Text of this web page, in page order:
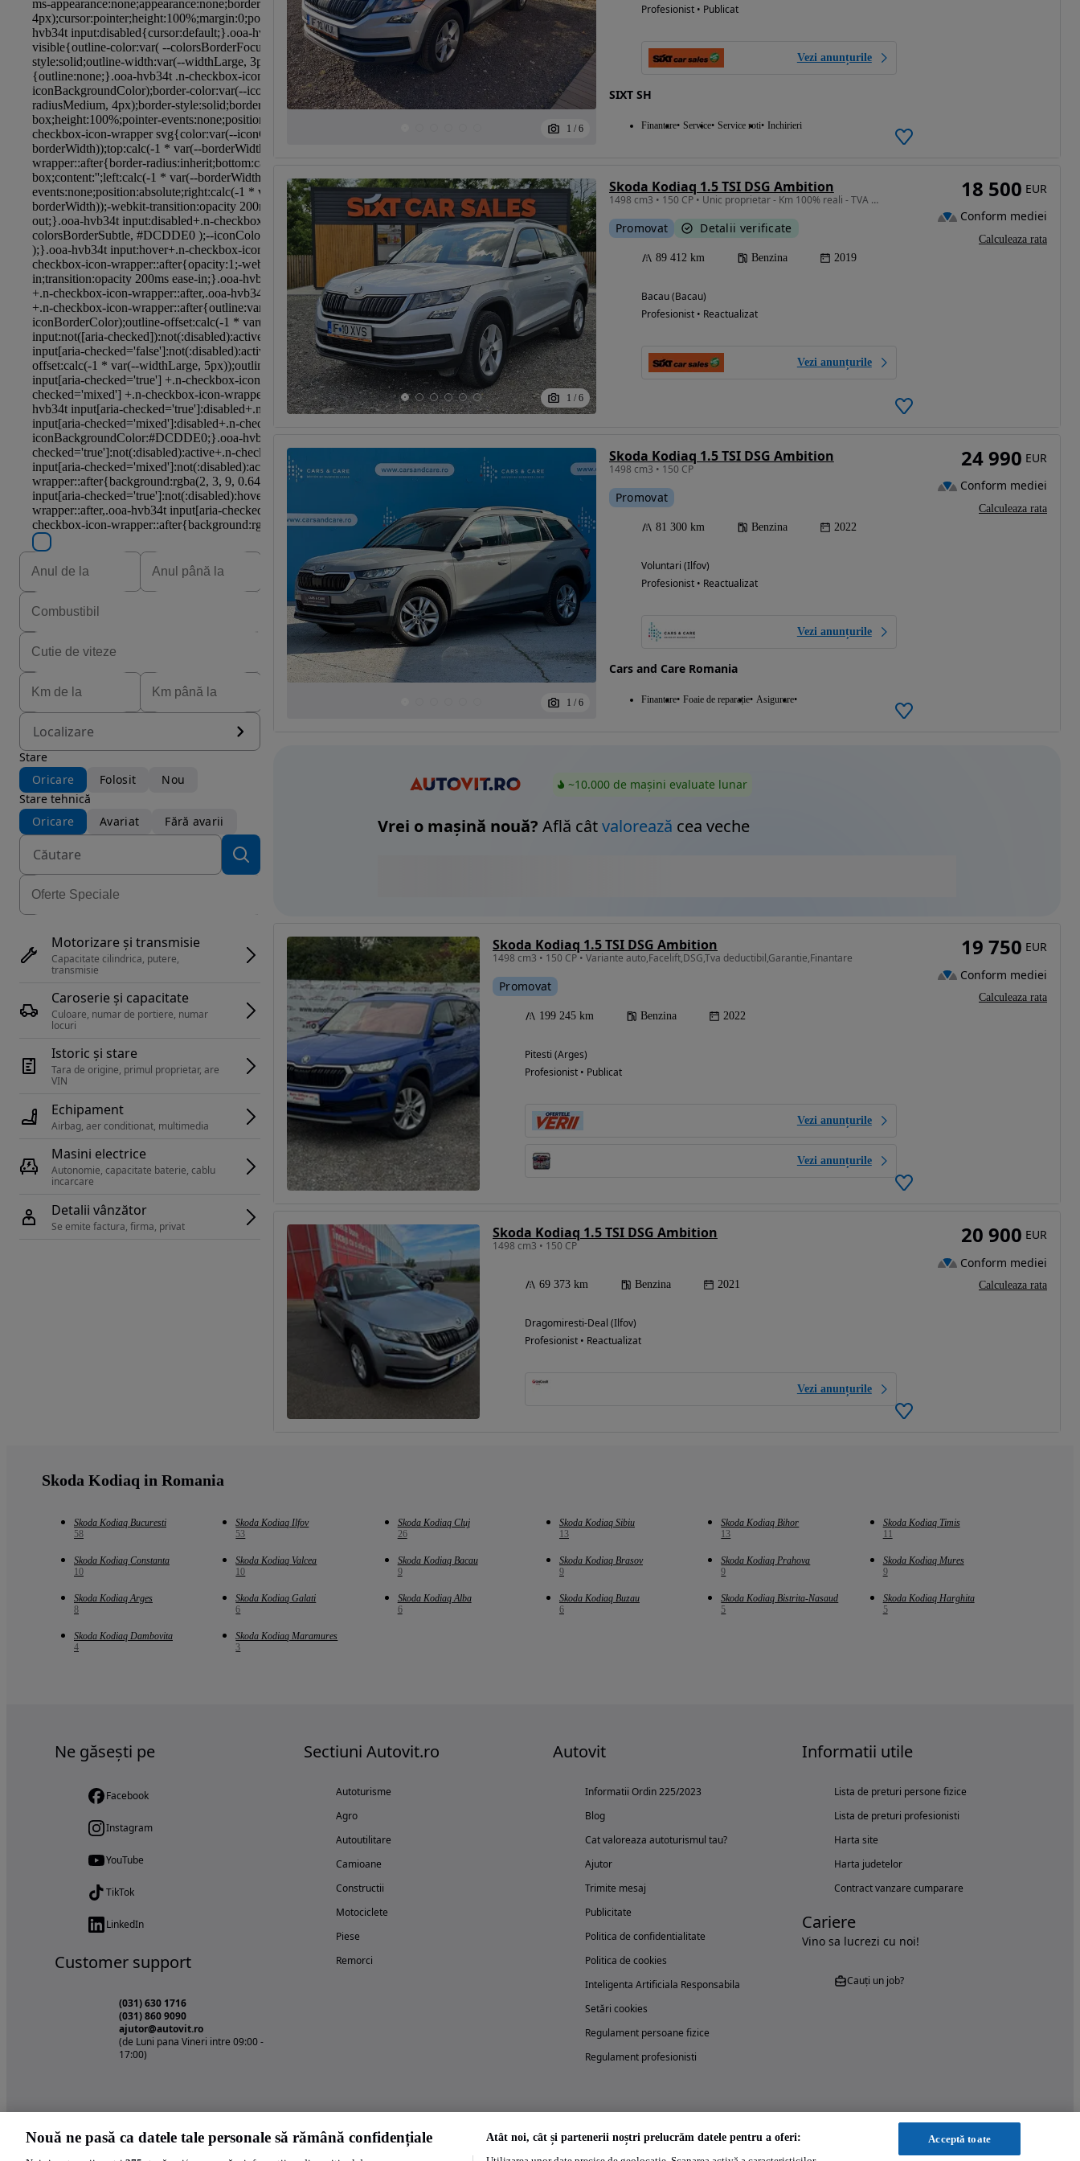
finantare
Localizare
Stare
Oricare
Folosit
Nou
Stare tehnică
Oricare
Avariat Fără avarii
Motorizare și transmisie
Capacitate cilindrica, putere,
transmisie
Caroserie și capacitate
Culoare, numar de portiere, numar
locuri
Istoric și stare
Tara de origine, primul proprietar, are
Echipament
Airbag, aer conditionat, multimedia
Masini electrice
Autonomie, capacitate baterie, cablu
Detalii vânzător
Se emite factura, firma, privat
1 / 6
Profesionist • Publicat
Vezi anunțurile
SIXT SH
Finantare Service Service roti Inchirieri
1 / 6
Skoda Kodiaq 1.5 TSI DSG Ambition
1498 cm3 • 150 CP • Unic proprietar - Km 100% reali - TVA deductibil
Promovat Detalii verificate
89 412 km Benzina 2019
Bacau (Bacau)
Profesionist • Reactualizat
Vezi anunțurile
18 500 EUR
Conform mediei
Calculeaza rata
1 / 6
Skoda Kodiaq 1.5 TSI DSG Ambition
1498 cm3 • 150 CP
Promovat
81 300 km Benzina 2022
Voluntari (Ilfov)
Profesionist • Reactualizat
Vezi anunțurile
Cars and Care Romania
Finantare Foaie de reparație Asigurare
24 990 EUR
Conform mediei
Calculeaza rata
~10.000 de mașini evaluate lunar
Vrei o mașină nouă? Află câtvalorează cea veche
Skoda Kodiaq 1.5 TSI DSG Ambition
1498 cm3 • 150 CP • Variante auto,Facelift,DSG,Tva deductibil,Garantie,Finantare
Promovat
199 245 km Benzina 2022
Pitesti (Arges)
Profesionist • Publicat
Vezi anunțurile
Vezi anunțurile
19 750 EUR
Conform mediei
Calculeaza rata
Skoda Kodiaq 1.5 TSI DSG Ambition
1498 cm3 • 150 CP
69 373 km Benzina 2021
Dragomiresti-Deal (Ilfov)
Profesionist • Reactualizat
Vezi anunțurile
20 900 EUR
Conform mediei
Calculeaza rata
Skoda Kodiaq in Romania
Skoda Kodiaq Bucuresti
58
Skoda Kodiaq Ilfov
53
Skoda Kodiaq Cluj
26
Skoda Kodiaq Sibiu
13
Skoda Kodiaq Bihor
13
Skoda Kodiaq Timis
11
Skoda Kodiaq Constanta
10
Skoda Kodiaq Valcea
10
Skoda Kodiaq Bacau
9
Skoda Kodiaq Brasov
9
Skoda Kodiaq Prahova
9
Skoda Kodiaq Mures
9
Skoda Kodiaq Arges
8
Skoda Kodiaq Galati
6
Skoda Kodiaq Alba
6
Skoda Kodiaq Buzau
6
Skoda Kodiaq Bistrita-Nasaud
5
Skoda Kodiaq Harghita
5
Skoda Kodiaq Dambovita
4
Skoda Kodiaq Maramures
3
Ne găsești pe
Facebook
Instagram
YouTube
TikTok
LinkedIn
Customer support
(031) 630 1716
(031) 860 9090
ajutor@autovit.ro
(de Luni pana Vineri intre 09:00 -
17:00)
Sectiuni Autovit.ro
Autoturisme
Agro
Autoutilitare
Camioane
Constructii
Motociclete
Piese
Remorci
Autovit
Informatii Ordin 225/2023
Blog
Cat valoreaza autoturismul tau?
Ajutor
Trimite mesaj
Publicitate
Politica de confidentialitate
Politica de cookies
Inteligenta Artificiala Responsabila
Setări cookies
Regulament persoane fizice
Regulament profesionisti
Informatii utile
Lista de preturi persone fizice
Lista de preturi profesionisti
Harta site
Harta judetelor
Contract vanzare cumparare
Cariere
Vino sa lucrezi cu noi!
Cauți un job?
Nouă ne pasă ca datele tale personale să rămână confidențiale Atât noi, cât și partenerii noștri prelucrăm datele pentru a oferi: Acceptă toate